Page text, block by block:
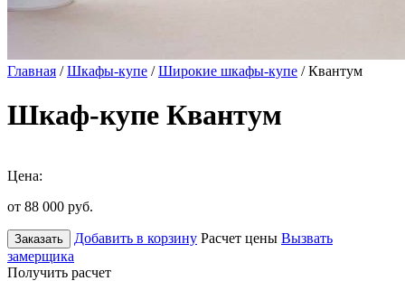
Главная /Шкафы-купе /Широкие шкафы-купе / Квантум
Шкаф-купе Квантум
Цена:
от 88 000 руб.
Заказать Добавить в корзину Расчет цены Вызвать
замерщика
Получить расчет